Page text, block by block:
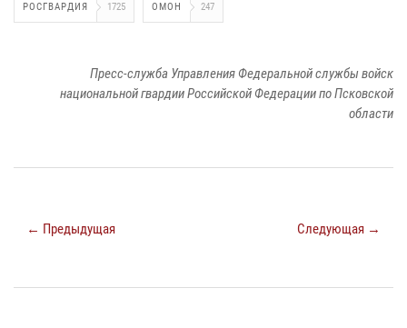
РОСГВАРДИЯ 1725 ОМОН 247
Пресс-служба Управления Федеральной службы войск
национальной гвардии Российской Федерации по Псковской
области
← Предыдущая Следующая →